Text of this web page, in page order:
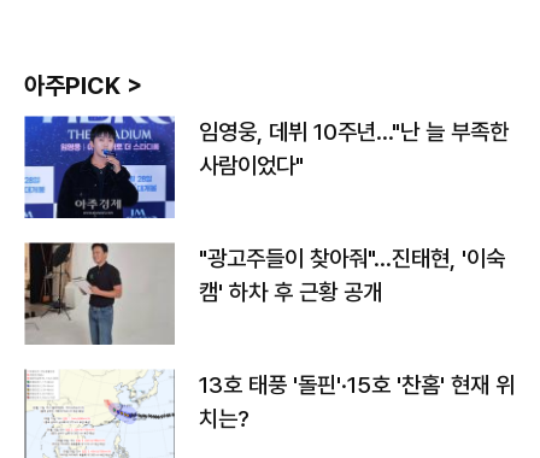
아주PICK >
임영웅, 데뷔 10주년…"난 늘 부족한
사람이었다"
"광고주들이 찾아줘"…진태현, '이숙
캠' 하차 후 근황 공개
13호 태풍 '돌핀'·15호 '찬홈' 현재 위
치는?